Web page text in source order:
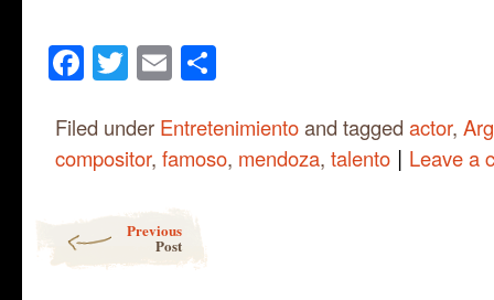
Facebook
Twitter
Email
Filed under Entretenimientoand tagged actor,
compositor, famoso, mendoza, talento | Leave a
Previous
Post